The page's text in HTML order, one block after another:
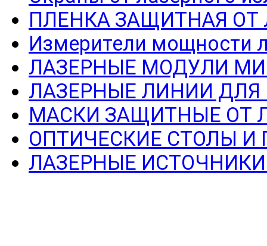
ПЛЕНКА ЗАЩИТНАЯ ОТ
Измерители мощности
ЛАЗЕРНЫЕ МОДУЛИ
ЛАЗЕРНЫЕ ЛИНИИ
МАСКИ ЗАЩИТНЫЕ ОТ
ОПТИЧЕСКИЕ СТОЛЫ И
ЛАЗЕРНЫЕ ИСТОЧНИКИ